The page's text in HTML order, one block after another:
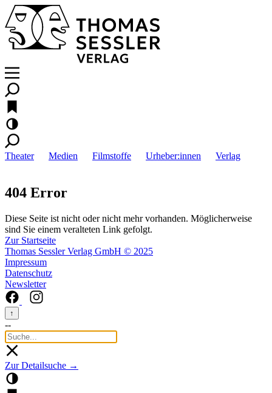
Theater Medien Filmstoffe Urheber:innen Verlag
404 Error
Diese Seite ist nicht oder nicht mehr vorhanden. Möglicherweise
sind Sie einem veralteten Link gefolgt.
Zur Startseite
Thomas Sessler Verlag GmbH © 2025
Impressum
Datenschutz
Newsletter
↑
--
Zur Detailsuche →